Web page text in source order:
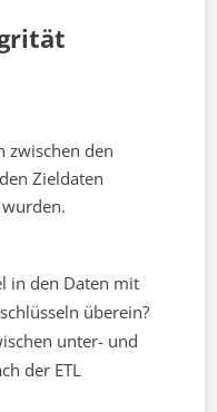
zwischen den
Zieldaten
in den Daten mit
überein?
unter- und
der ETL